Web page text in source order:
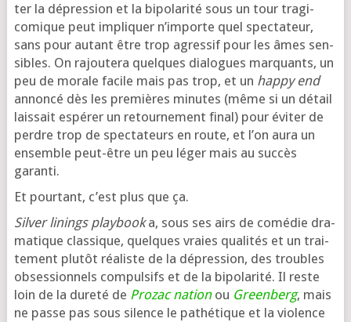
ter la dépres­sion et la bipo­la­ri­té sous un tour tra­gi-
comique peut impli­quer n’im­porte quel spec­ta­teur,
sans pour autant être trop agres­sif pour les âmes sen­
sibles. On rajou­te­ra quelques dia­logues mar­quants, un
peu de morale facile mais pas trop, et un hap­py end
annon­cé dès les pre­mières minutes (même si un détail
lais­sait espé­rer un retour­ne­ment final) pour évi­ter de
perdre trop de spec­ta­teurs en route, et l’on aura un
ensemble peut-être un peu léger mais au suc­cès
garanti.
Et pour­tant, c’est plus que ça.
Silver linings play­booka, sous ses airs de comé­die dra­
ma­tique clas­sique, quelques vraies qua­li­tés et un trai­
te­ment plu­tôt réa­liste de la dépres­sion, des troubles
obses­sion­nels com­pul­sifs et de la bipo­la­ri­té. Il reste
loin de la dure­té de Prozac nationou Greenberg, mais
ne passe pas sous silence le pathé­tique et la vio­lence